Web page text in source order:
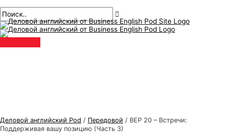
к
содержанию
меню
Деловой английский Pod / Передовой / BEP 20 – Встречи:
Поддерживая вашу позицию (Часть 3)
по
публикациям
здесь..
почта*
Т
е
м
ы
о
И
с
к
а